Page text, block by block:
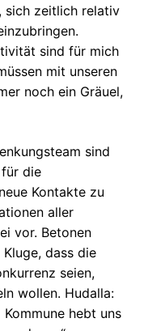
sich zeitlich relativ
sind für mich
mit unseren
noch ein Gräuel,
sind
die
Kontakte zu
aller
vor. Betonen
dass die
seien,
wollen. Hudalla:
hebt uns